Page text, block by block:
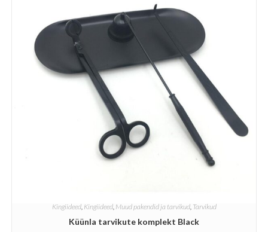
Kingiideed, Kingiideed, Muud pakendid ja tarvikud, Tarvikud
Küünla tarvikute komplekt Black